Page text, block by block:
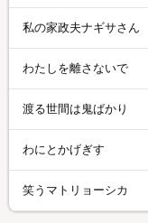
私の家政夫ナギサさん
わたしを離さないで
渡る世間は鬼ばかり
わにとかげぎす
笑うマトリョーシカ